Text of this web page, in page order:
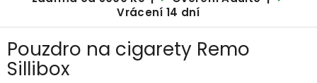
Vrácení 14 dní
Pouzdro na cigarety Remo
Sillibox